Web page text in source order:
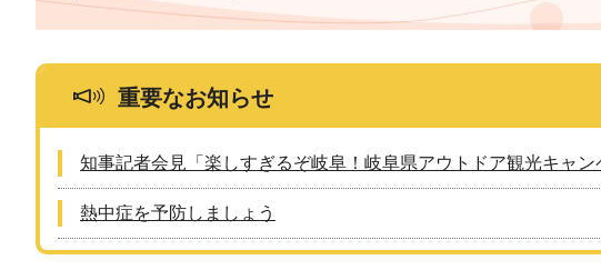
重要なお知らせ
知事記者会見「楽しすぎるぞ岐阜！岐阜県アウトドア観光キャ
熱中症を予防しましょう